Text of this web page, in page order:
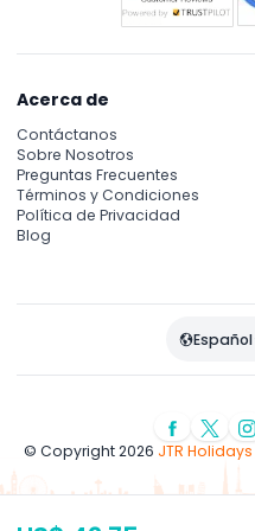
Acerca de
Contáctanos
Sobre Nosotros
Preguntas Frecuentes
Términos y Condiciones
Política de Privacidad
Blog
Español
© Copyright 2026 JTR Holidays